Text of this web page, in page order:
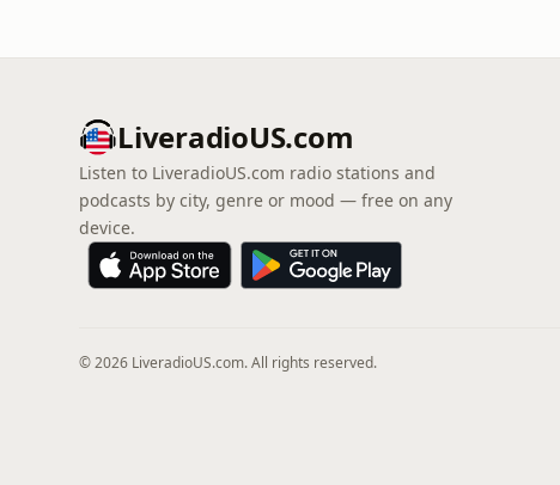
LiveradioUS.com
Listen to LiveradioUS.com radio stations and
podcasts by city, genre or mood — free on any
device.
© 2026 LiveradioUS.com. All rights reserved.